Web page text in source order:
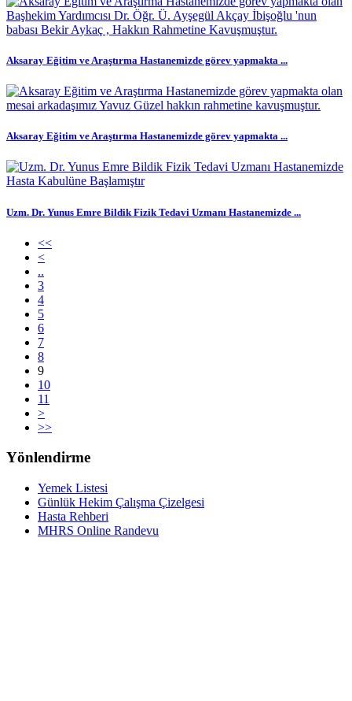
Aksaray Eğitim ve Araştırma Hastanemizde görev yapmakta ...
Aksaray Eğitim ve Araştırma Hastanemizde görev yapmakta ...
Uzm. Dr. Yunus Emre Bildik Fizik Tedavi Uzmanı Hastanemizde ...
<<
<
..
3
4
5
6
7
8
9
10
11
>
>>
Yönlendirme
Yemek Listesi
Günlük Hekim Çalışma Çizelgesi
Hasta Rehberi
MHRS Online Randevu